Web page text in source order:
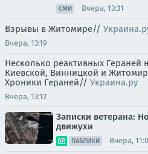
СМИ Вчера, 13:31
Взрывы в Житомире//
Вчера, 13:19
Несколько реактивных Гераней
Киевской, Винницкой и
Хроники Гераней// Украина.ру
Вчера, 13:12
Записки ветерана:
движухи
ПАБЛИКИ Вчера,